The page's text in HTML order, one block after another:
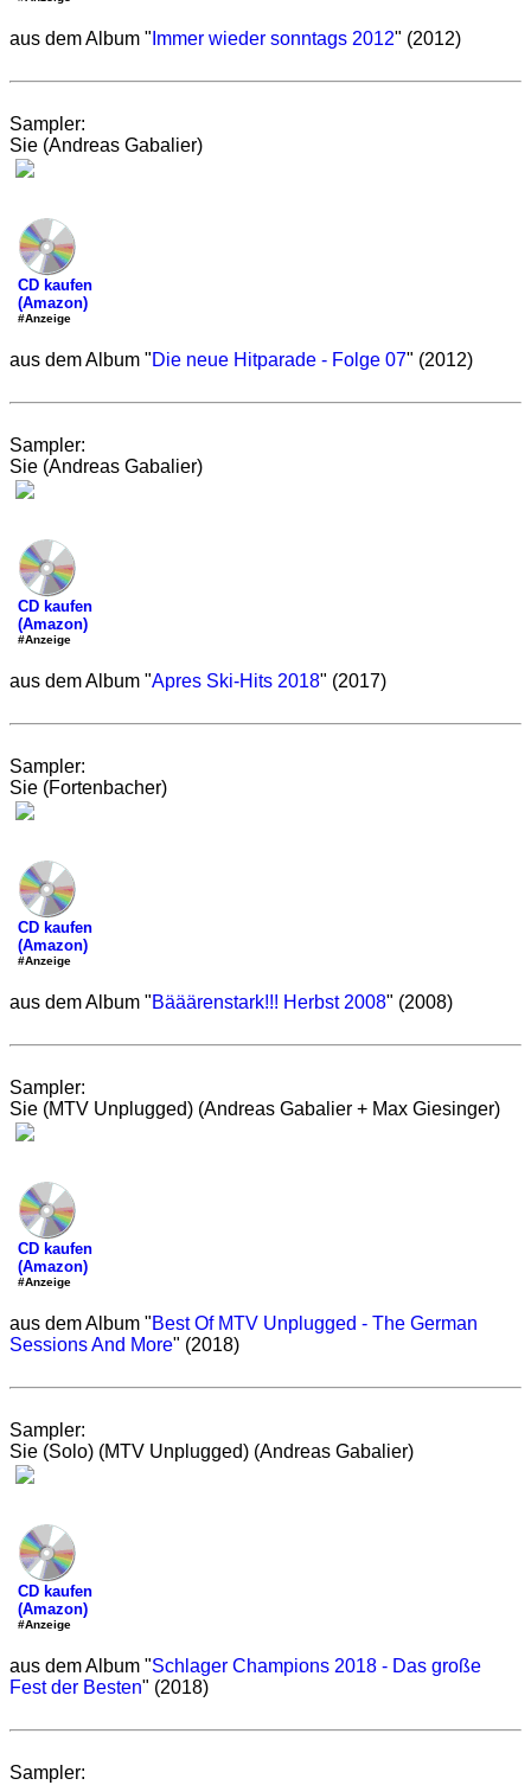
aus dem Album " Immer wieder sonntags 2012" (2012)
Sampler:
Sie (Andreas Gabalier)
CD kaufen
(Amazon)
#Anzeige
aus dem Album "Die neue Hitparade - Folge 07" (2012)
Sampler:
Sie (Andreas Gabalier)
CD kaufen
(Amazon)
#Anzeige
aus dem Album "Apres Ski-Hits 2018" (2017)
Sampler:
Sie (Fortenbacher)
CD kaufen
(Amazon)
#Anzeige
aus dem Album "Bääärenstark!!! Herbst 2008" (2008)
Sampler:
Sie (MTV Unplugged) (Andreas Gabalier + Max Giesinger)
CD kaufen
(Amazon)
#Anzeige
aus dem Album "Best Of MTV Unplugged - The German
Sessions And More" (2018)
Sampler:
Sie (Solo) (MTV Unplugged) (Andreas Gabalier)
CD kaufen
(Amazon)
#Anzeige
aus dem Album "Schlager Champions 2018 - Das große
Fest der Besten" (2018)
Sampler: